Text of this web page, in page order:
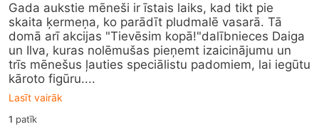
Gada aukstie mēneši ir īstais laiks, kad tikt pie
skaita ķermeņa, ko parādīt pludmalē vasarā. Tā
domā arī akcijas "Tievēsim kopā!"dalībnieces Daiga
un Ilva, kuras nolēmušas pieņemt izaicinājumu un
trīs mēnešus ļauties speciālistu padomiem, lai iegūtu
kāroto figūru....
Lasīt vairāk
1 patīk